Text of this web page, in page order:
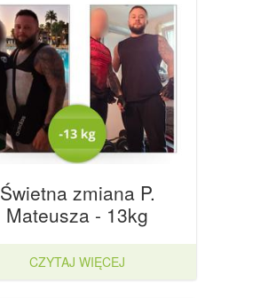
Świetna zmiana P.
Mateusza - 13kg
CZYTAJ WIĘCEJ